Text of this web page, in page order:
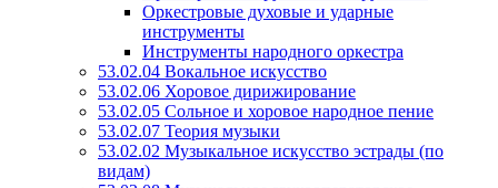
Оркестровые духовые и ударные
инструменты
Инструменты народного оркестра
53.02.04 Вокальное искусство
53.02.06 Хоровое дирижирование
53.02.05 Сольное и хоровое народное пение
53.02.07 Теория музыки
53.02.02 Музыкальное искусство эстрады (по
видам)